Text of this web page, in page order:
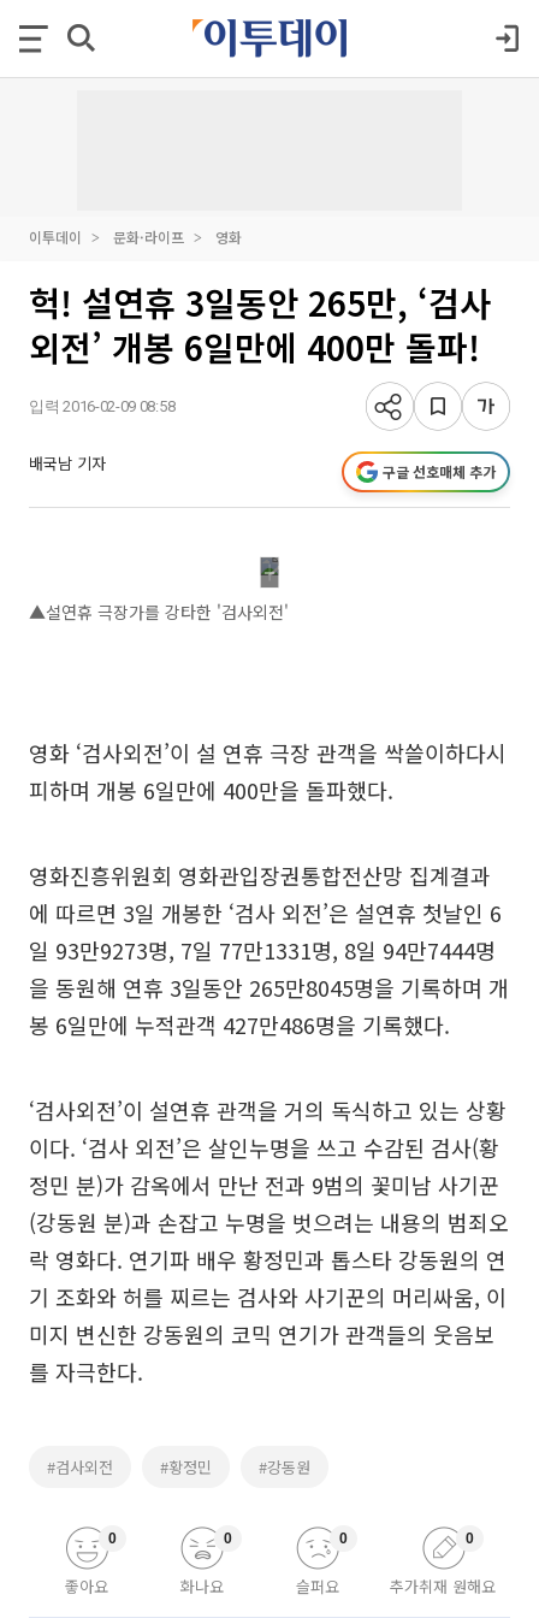
이투데이 문화·라이프 영화
헉! 설연휴 3일동안 265만, ‘검사
외전’ 개봉 6일만에 400만 돌파!
입력 2016-02-09 08:58
배국남 기자 구글 선호매체 추가
▲설연휴 극장가를 강타한 '검사외전'
영화 ‘검사외전’이 설 연휴 극장 관객을 싹쓸이하다시
피하며 개봉 6일만에 400만을 돌파했다.
영화진흥위원회 영화관입장권통합전산망 집계결과
에 따르면 3일 개봉한 ‘검사 외전’은 설연휴 첫날인 6
일 93만9273명, 7일 77만1331명, 8일 94만7444명
을 동원해 연휴 3일동안 265만8045명을 기록하며 개
봉 6일만에 누적관객 427만486명을 기록했다.
‘검사외전’이 설연휴 관객을 거의 독식하고 있는 상황
이다. ‘검사 외전’은 살인누명을 쓰고 수감된 검사(황
정민 분)가 감옥에서 만난 전과 9범의 꽃미남 사기꾼
(강동원 분)과 손잡고 누명을 벗으려는 내용의 범죄오
락 영화다. 연기파 배우 황정민과 톱스타 강동원의 연
기 조화와 허를 찌르는 검사와 사기꾼의 머리싸움, 이
미지 변신한 강동원의 코믹 연기가 관객들의 웃음보
를 자극한다.
#검사외전 #황정민 #강동원
좋아요
0
화나요
0
슬퍼요
0
추가취재 원해요
0